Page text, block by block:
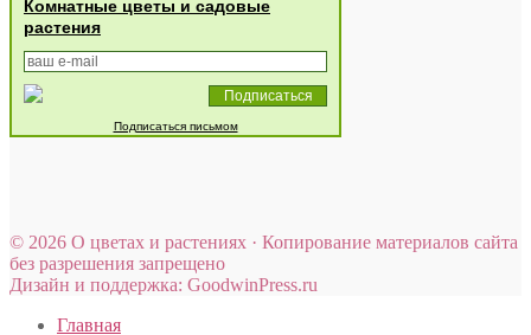
Комнатные цветы и садовые
растения
Подписаться письмом
© 2026 О цветах и растениях · Копирование материалов сайта
без разрешения запрещено
Дизайн и поддержка: GoodwinPress.ru
Главная